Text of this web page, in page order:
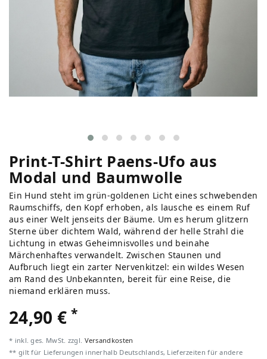
Print-T-Shirt Paens-Ufo aus
Modal und Baumwolle
Ein Hund steht im grün-goldenen Licht eines schwebenden
Raumschiffs, den Kopf erhoben, als lausche es einem Ruf
aus einer Welt jenseits der Bäume. Um es herum glitzern
Sterne über dichtem Wald, während der helle Strahl die
Lichtung in etwas Geheimnisvolles und beinahe
Märchenhaftes verwandelt. Zwischen Staunen und
Aufbruch liegt ein zarter Nervenkitzel: ein wildes Wesen
am Rand des Unbekannten, bereit für eine Reise, die
niemand erklären muss.
24,90 €*
* inkl. ges. MwSt. zzgl. Versandkosten
** gilt für Lieferungen innerhalb Deutschlands, Lieferzeiten für andere